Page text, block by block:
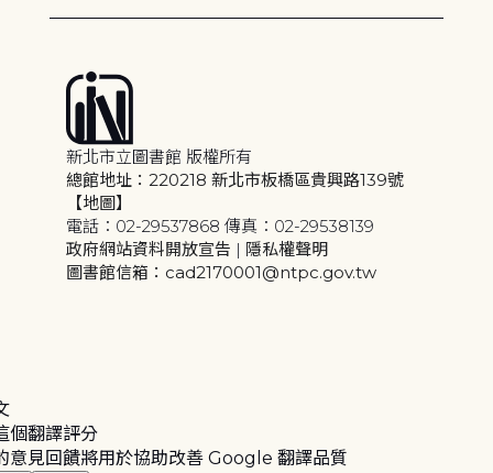
新北市立圖書館 版權所有
總館地址：220218 新北市板橋區貴興路139號
【地圖】
電話：02-29537868 傳真：02-29538139
政府網站資料開放宣告 | 隱私權聲明
圖書館信箱：cad2170001@ntpc.gov.tw
個翻譯評分
意見回饋將用於協助改善 Google 翻譯品質